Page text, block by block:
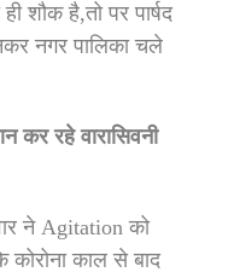
शौक है,तो पर पार्षद
नगर पालिका चले
कर रहे वारासिवनी
ने Agitation को
कोरोना काल से बाद